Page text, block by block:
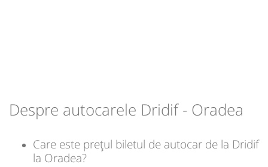
Afiseaza itinerariu
05:35 Brașov Sala sporturilor
Despre autocarele Dridif - Oradea
Care este prețul biletul de autocar de la Dridif
la Oradea?